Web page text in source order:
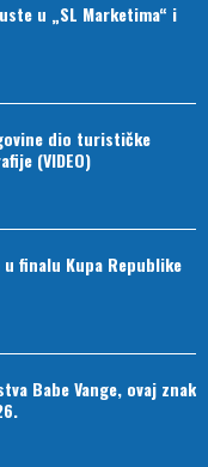
u „SL Marketima“ i
dio turističke
(VIDEO)
finalu Kupa Republike
Babe Vange, ovaj znak